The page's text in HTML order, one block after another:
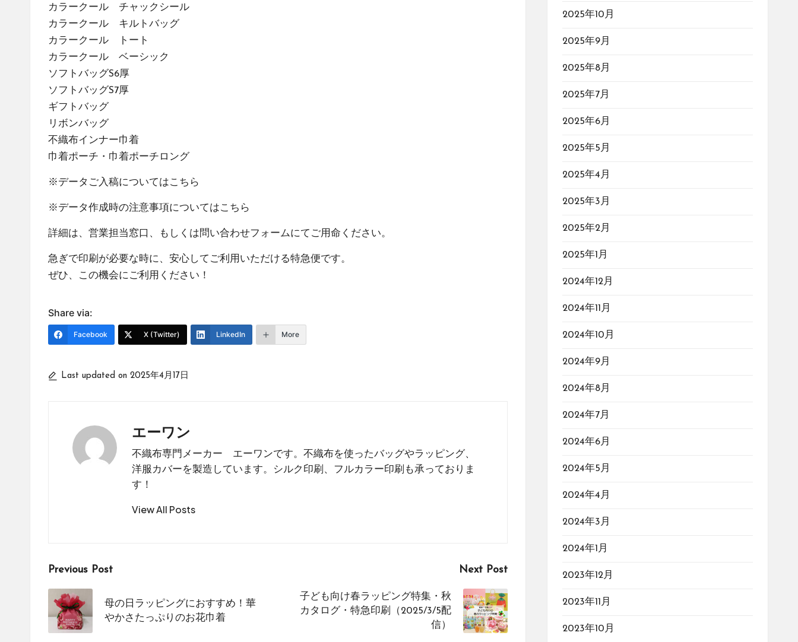
カラークール チャックシール
カラークール キルトバッグ
カラークール トート
カラークール ベーシック
ソフトバッグS6厚
ソフトバッグS7厚
ギフトバッグ
リボンバッグ
不織布インナー巾着
巾着ポーチ・巾着ポーチロング
※データご入稿についてはこちら
※データ作成時の注意事項についてはこちら
詳細は、営業担当窓口、もしくは問い合わせフォームにてご用命ください。
急ぎで印刷が必要な時に、安心してご利用いただける特急便です。
ぜひ、この機会にご利用ください！
Share via:
Facebook X (Twitter) LinkedIn More
Last updated on 2025年4月17日
エーワン
不織布専門メーカー エーワンです。不織布を使ったバッグやラッピング、
洋服カバーを製造しています。シルク印刷、フルカラー印刷も承っておりま
す！
View All Posts
Post
navigation
Previous Post
母の日ラッピングにおすすめ！華
やかさたっぷりのお花巾着
Next Post
子ども向け春ラッピング特集・秋
カタログ・特急印刷（2025/3/5配
信）
2025年10月
2025年9月
2025年8月
2025年7月
2025年6月
2025年5月
2025年4月
2025年3月
2025年2月
2025年1月
2024年12月
2024年11月
2024年10月
2024年9月
2024年8月
2024年7月
2024年6月
2024年5月
2024年4月
2024年3月
2024年1月
2023年12月
2023年11月
2023年10月